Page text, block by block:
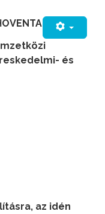
és
az idén